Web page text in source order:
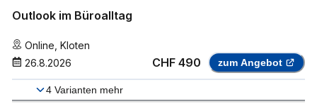
Outlook im Büroalltag
Online Kloten
26.8.2026
CHF 490 zum Angebot
4 Varianten mehr